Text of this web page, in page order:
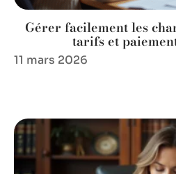
Gérer facilement les
tarifs et
11 mars 2026